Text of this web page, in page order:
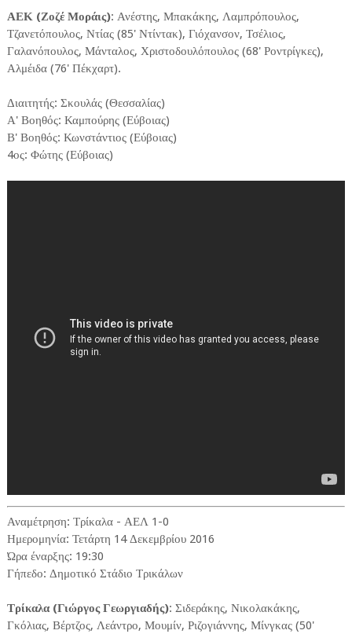
ΑΕΚ (Ζοζέ Μοράις): Ανέστης, Μπακάκης, Λαμπρόπουλος,
Τζανετόπουλος, Ντίας (85' Ντίντακ), Γιόχανσον, Τσέλιος,
Γαλανόπουλος, Μάνταλος, Χριστοδουλόπουλος (68' Ροντρίγκες),
Αλμέιδα (76' Πέκχαρτ).
Διαιτητής: Σκουλάς (Θεσσαλίας)
Α' Βοηθός: Καμπούρης (Εύβοιας)
Β' Βοηθός: Κωνστάντιος (Εύβοιας)
4ος: Φώτης (Εύβοιας)
Αναμέτρηση: Τρίκαλα - ΑΕΛ 1-0
Ημερομηνία: Τετάρτη 14 Δεκεμβρίου 2016
Ώρα έναρξης: 19:30
Γήπεδο: Δημοτικό Στάδιο Τρικάλων
Τρίκαλα (Γιώργος Γεωργιαδής): Σιδεράκης, Νικολακάκης,
Γκόλιας, Βέρτζος, Λεάντρο, Μουμίν, Ριζογιάννης, Μίνγκας (50'